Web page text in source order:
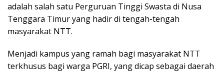
adalah salah satu Perguruan Tinggi Swasta di Nusa
Tenggara Timur yang hadir di tengah-tengah
masyarakat NTT.
Menjadi kampus yang ramah bagi masyarakat NTT
terkhusus bagi warga PGRI, yang dicap sebagai daerah